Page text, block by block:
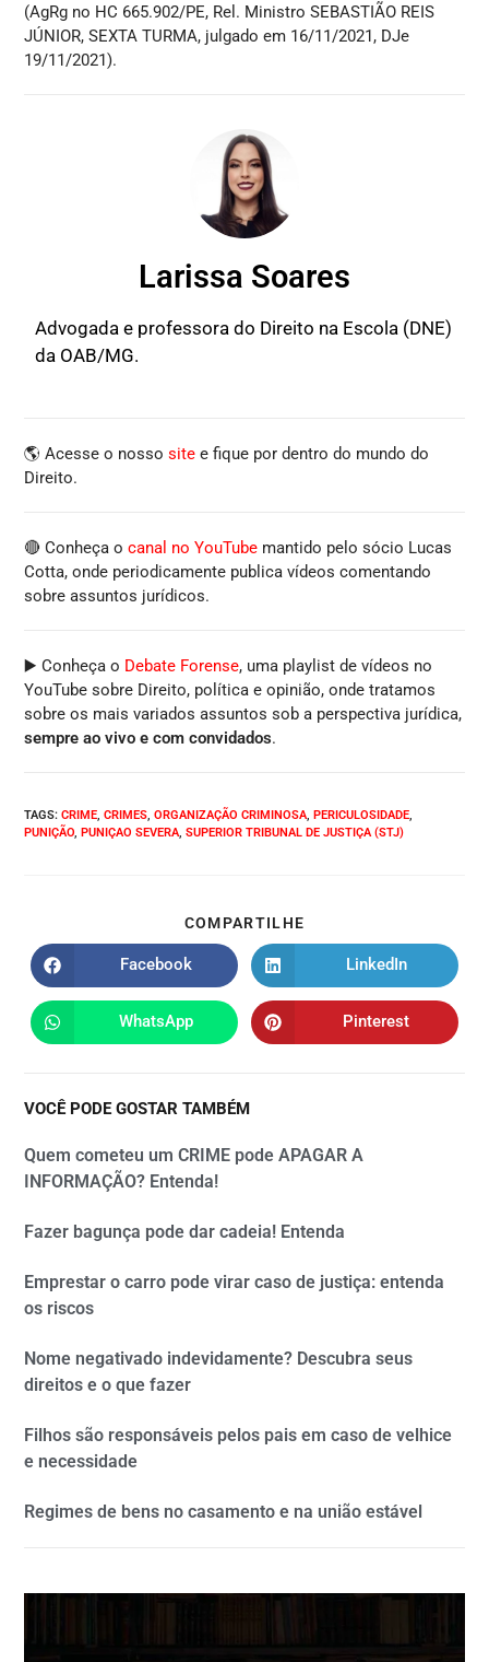
(AgRg no HC 665.902/PE, Rel. Ministro SEBASTIÃO REIS
JÚNIOR, SEXTA TURMA, julgado em 16/11/2021, DJe
19/11/2021).
Larissa Soares
Advogada e professora do Direito na Escola (DNE)
da OAB/MG.
🌎 Acesse o nossosite e fique por dentro do mundo do
Direito.
🔴 Conheça ocanal no YouTube mantido pelo sócio Lucas
Cotta, onde periodicamente publica vídeos comentando
sobre assuntos jurídicos.
▶️ Conheça o Debate Forense, uma playlist de vídeos no
YouTube sobre Direito, política e opinião, onde tratamos
sobre os mais variados assuntos sob a perspectiva jurídica,
sempre ao vivo e com convidados.
TAGS:CRIME, CRIMES, ORGANIZAÇÃO CRIMINOSA, PERICULOSIDADE,
PUNIÇÃO, PUNIÇAO SEVERA, SUPERIOR TRIBUNAL DE JUSTIÇA (STJ)
COMPARTILHE
Facebook LinkedIn
WhatsApp Pinterest
VOCÊ PODE GOSTAR TAMBÉM
Quem cometeu um CRIME pode APAGAR A
INFORMAÇÃO? Entenda!
Fazer bagunça pode dar cadeia! Entenda
Emprestar o carro pode virar caso de justiça: entenda
os riscos
Nome negativado indevidamente? Descubra seus
direitos e o que fazer
Filhos são responsáveis pelos pais em caso de velhice
e necessidade
Regimes de bens no casamento e na união estável